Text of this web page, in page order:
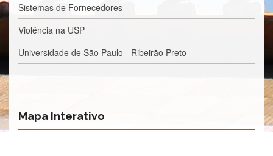
Programas
e
Projetos
NACE
USP
Sistemas de Fornecedores
Violência na USP
Universidade de São Paulo - Ribeirão Preto
Mapa Interativo